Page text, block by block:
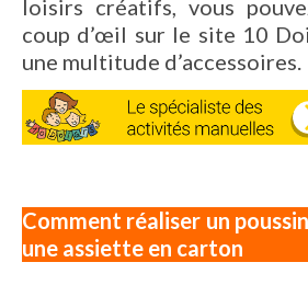
loisirs créatifs, vous
coup d’œil sur le site 10
une multitude d’accessoires.
Comment réaliser un
une assiette en carton